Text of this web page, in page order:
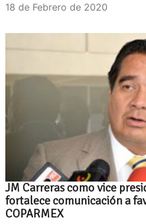
18 de Febrero de 2020
JM Carreras como vice
fortalece comunicación a
COPARMEX